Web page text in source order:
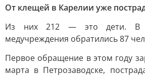
От клещей в Карелии уже
Из них 212 — это дети. В
медучреждения обратились 87
Первое обращение в этом году
марта в Петрозаводске,